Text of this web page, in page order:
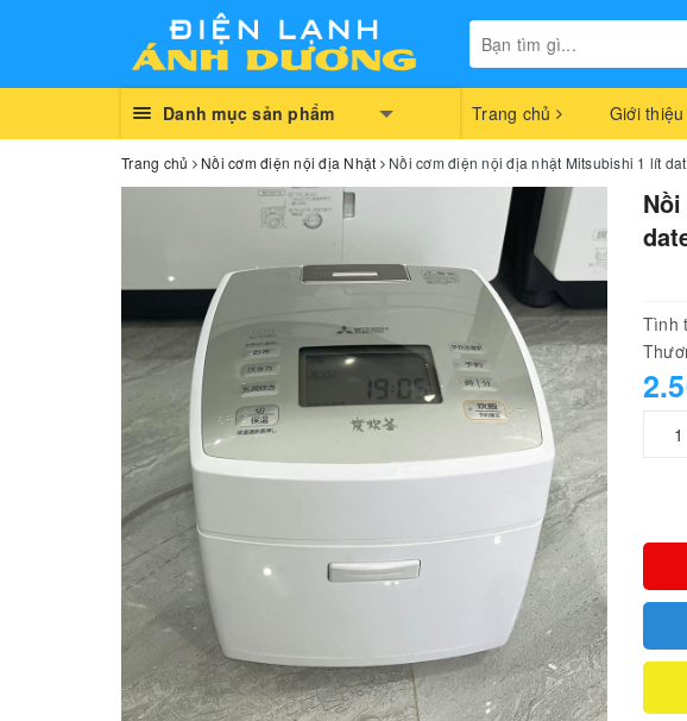
Danh mục sản phẩm Trang chủ Giới thiệu
Trang chủ Nồi cơm điện nội địa Nhật Nồi cơm điện nội địa nhật Mitsubishi 1 lít
Tình